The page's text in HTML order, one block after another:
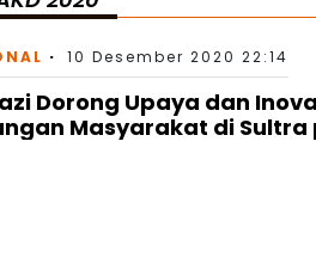
10 Desember 2020 22:14
Dorong Upaya dan
Masyarakat di Sultra